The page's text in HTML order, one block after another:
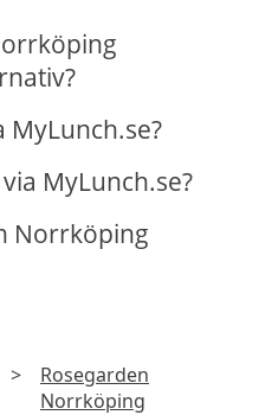
MyLunch.se?
MyLunch.se?
Norrköping
>
Rosegarden
Norrköping